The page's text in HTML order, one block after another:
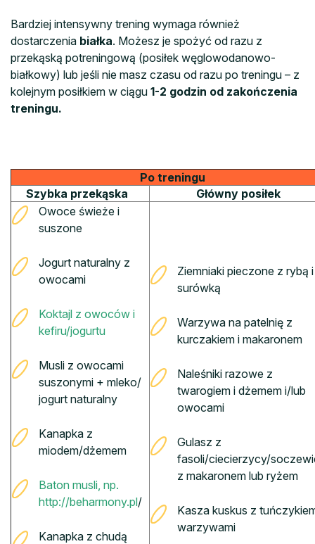
Bardziej intensywny trening wymaga również
dostarczenia białka. Możesz je spożyć od razu z
przekąską potreningową (posiłek węglowodanowo-
białkowy) lub jeśli nie masz czasu od razu po treningu – z
kolejnym posiłkiem w ciągu 1-2 godzin od zakończenia
treningu.
Po treningu
Szybka przekąska
Główny posiłek
Owoce świeże i
suszone
Jogurt naturalny z
owocami
Koktajl z owoców i
kefiru/jogurtu
Musli z owocami
suszonymi + mleko/
jogurt naturalny
Kanapka z
miodem/dżemem
Baton musli, np.
http://beharmony.pl/
Kanapka z chudą
Ziemniaki pieczone z rybą i
surówką
Warzywa na patelnię z
kurczakiem i makaronem
Naleśniki razowe z
twarogiem i dżemem i/lub
owocami
Gulasz z
fasoli/ciecierzycy/
z makaronem lub ryżem
Kasza kuskus z
warzywami